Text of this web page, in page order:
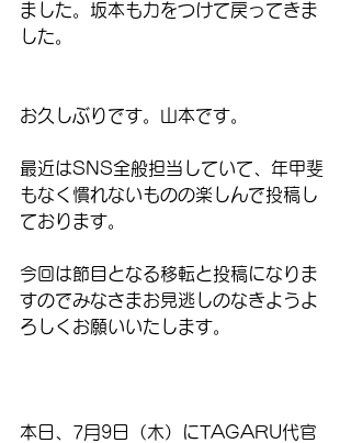
ました。坂本も力をつけて戻ってきま
した。
お久しぶりです。山本です。
最近はSNS全般担当していて、年甲斐
もなく慣れないものの楽しんで投稿し
ております。
今回は節目となる移転と投稿になりま
すのでみなさまお見逃しのなきようよ
ろしくお願いいたします。
本日、7月9日（木）にTAGARU代官